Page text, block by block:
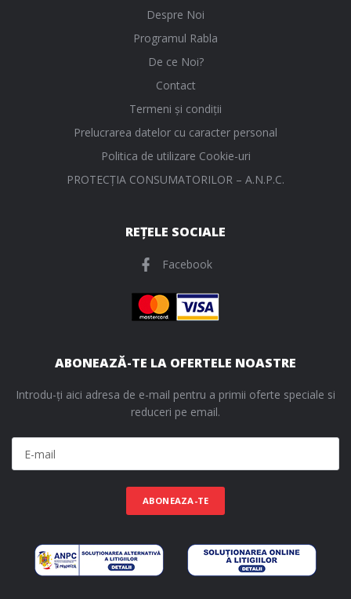
Despre Noi
Programul Rabla
De ce Noi?
Contact
Termeni și condiții
Prelucrarea datelor cu caracter personal
Politica de utilizare Cookie-uri
PROTECŢIA CONSUMATORILOR – A.N.P.C.
REȚELE SOCIALE
Facebook
ABONEAZĂ-TE LA OFERTELE NOASTRE
Introdu-ți aici adresa de e-mail pentru a primii oferte speciale si
reduceri pe email.
ABONEAZA-TE